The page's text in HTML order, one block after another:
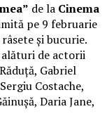
de la Cinema
pe 9 februarie
și bucurie.
de actorii
Gabriel
Costache,
Daria Jane,